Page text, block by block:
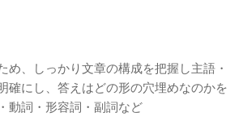
め、しっかり文章の構成を把握し主語・
確にし、答えはどの形の穴埋めなのかを
動詞・形容詞・副詞など